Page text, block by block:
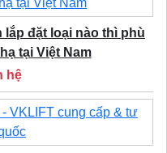
lắp đặt loại nào thì phù
tại Việt Nam
hệ